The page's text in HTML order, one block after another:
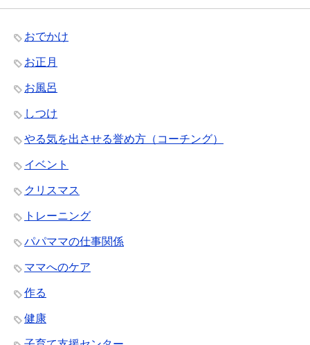
おでかけ
お正月
お風呂
しつけ
やる気を出させる誉め方（コーチング）
イベント
クリスマス
トレーニング
パパママの仕事関係
ママへのケア
作る
健康